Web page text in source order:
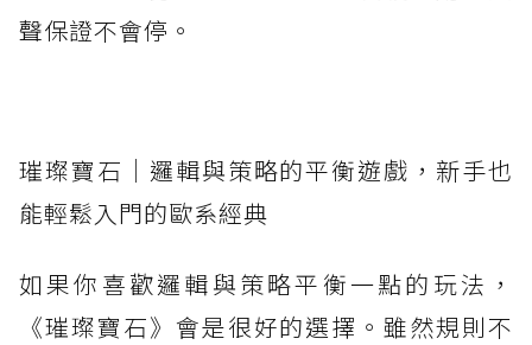
聲保證不會停。
璀璨寶石｜邏輯與策略的平衡遊戲，新手也
能輕鬆入門的歐系經典
如果你喜歡邏輯與策略平衡一點的玩法，
《璀璨寶石》會是很好的選擇。雖然規則不